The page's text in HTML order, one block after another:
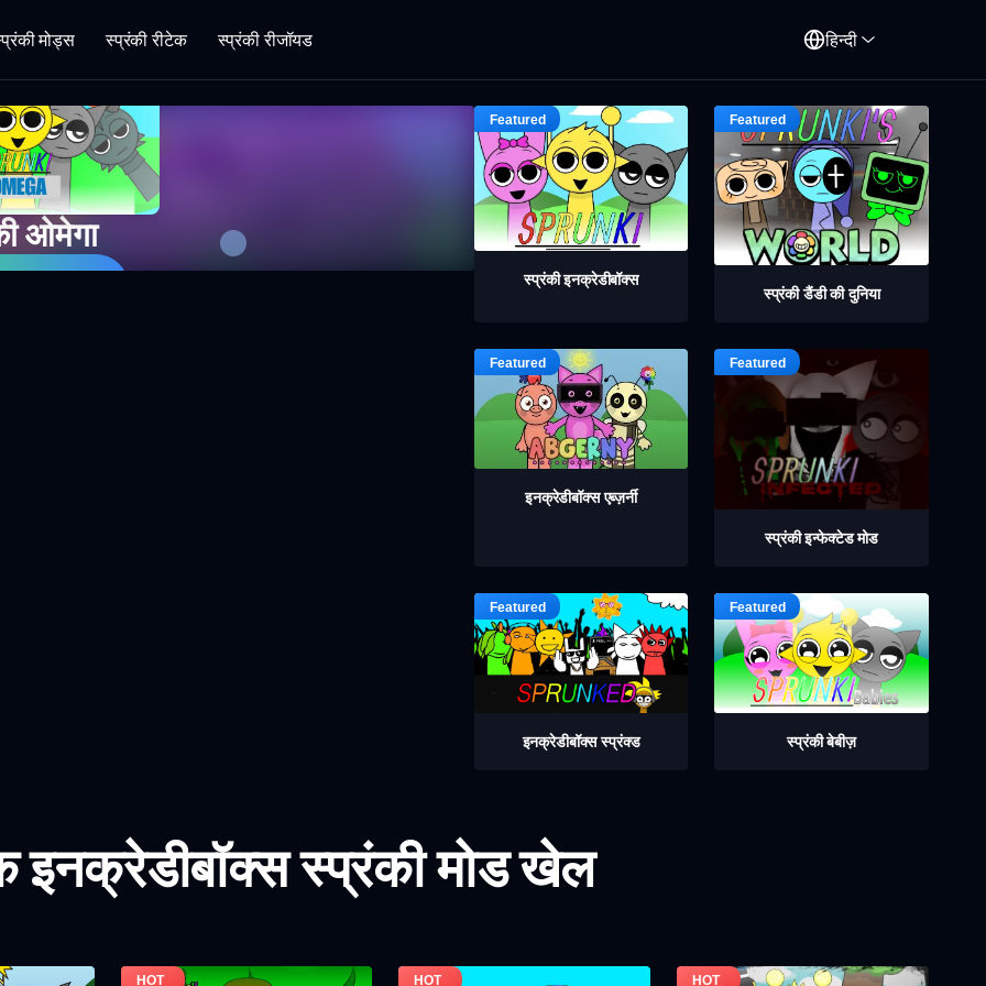
मोड्स स्प्रंकी रीटेक स्प्रंकी रीजॉयड हिन्दी
ओमेगा
स्प्रंकी इनक्रेडीबॉक्स
स्प्रंकी डैंडी की दुनिया
इनक्रेडीबॉक्स एब्ज़र्नी
स्प्रंकी इन्फेक्टेड मोड
इनक्रेडीबॉक्स स्प्रंक्ड स्प्रंकी बेबीज़
इनक्रेडीबॉक्स स्प्रंकी मोड खेल